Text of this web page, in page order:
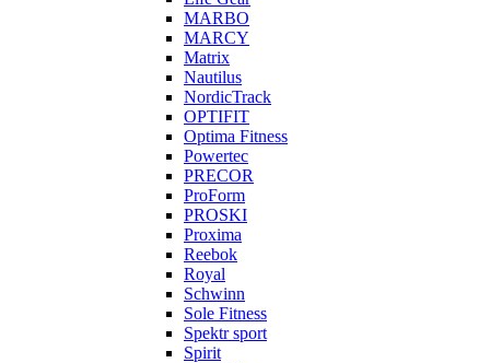
MARBO
MARCY
Matrix
Nautilus
NordicTrack
OPTIFIT
Optima Fitness
Powertec
PRECOR
ProForm
PROSKI
Proxima
Reebok
Royal
Schwinn
Sole Fitness
Spektr sport
Spirit